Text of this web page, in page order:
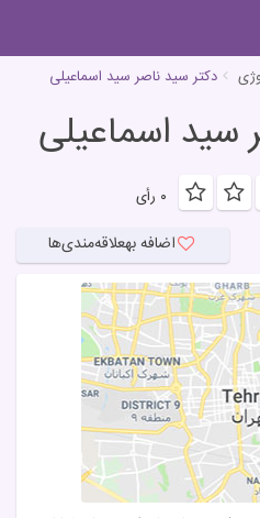
دکتر سید ناصر سید اسماعیلی
سید اسماعیلی
۰ رأی
اضافه بهعلاقه‌مندی‌ها